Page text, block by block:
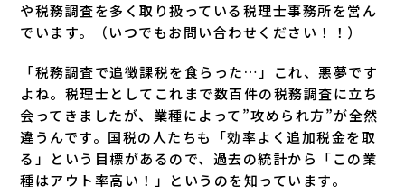
や税務調査を多く取り扱っている税理士事務所を営ん
でいます。（いつでもお問い合わせください！！）
「税務調査で追徴課税を食らった…」これ、悪夢です
よね。税理士としてこれまで数百件の税務調査に立ち
会ってきましたが、業種によって”攻められ方”が全然
違うんです。国税の人たちも「効率よく追加税金を取
る」という目標があるので、過去の統計から「この業
種はアウト率高い！」というのを知っています。